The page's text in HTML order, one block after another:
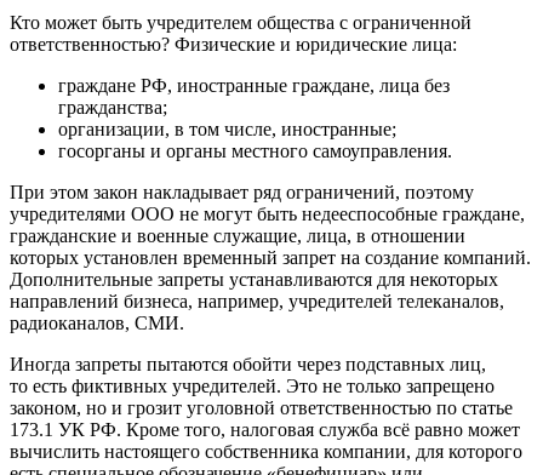
Кто может быть учредителем общества с ограниченной
ответственностью? Физические и юридические лица:
граждане РФ, иностранные граждане, лица без
гражданства;
организации, в том числе, иностранные;
госорганы и органы местного самоуправления.
При этом закон накладывает ряд ограничений, поэтому
учредителями ООО не могут быть недееспособные граждане,
гражданские и военные служащие, лица, в отношении
которых установлен временный запрет на создание компаний.
Дополнительные запреты устанавливаются для некоторых
направлений бизнеса, например, учредителей телеканалов,
радиоканалов, СМИ.
Иногда запреты пытаются обойти через подставных лиц,
то есть фиктивных учредителей. Это не только запрещено
законом, но и грозит уголовной ответственностью по статье
173.1 УК РФ. Кроме того, налоговая служба всё равно может
вычислить настоящего собственника компании, для которого